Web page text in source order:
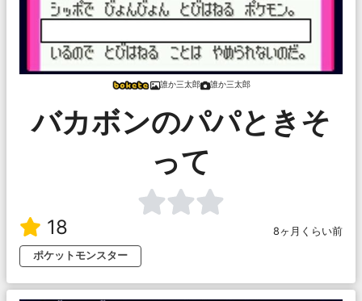
誰か三太郎 誰か三太郎
バカボンのパパときそ
って
18
8ヶ月くらい前
ポケットモンスター